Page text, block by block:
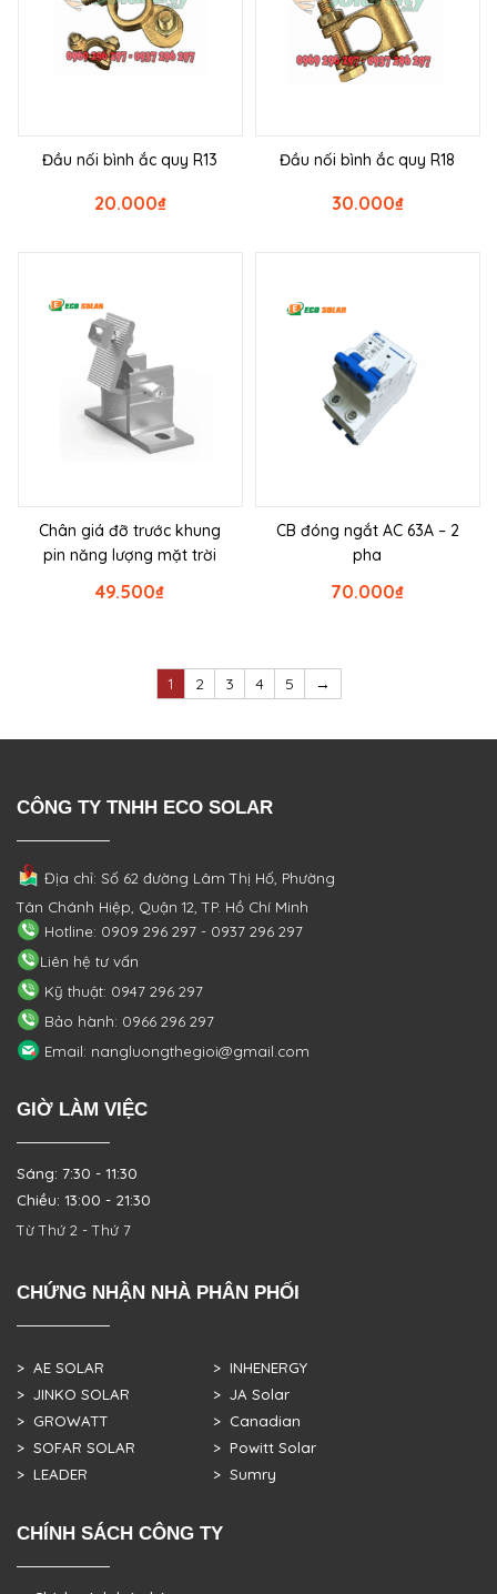
Đầu nối bình ắc quy R13
₫
20.000
Đầu nối bình ắc quy R18
₫
30.000
Chân giá đỡ trước khung
pin năng lượng mặt trời
₫
49.500
CB đóng ngắt AC 63A – 2
pha
₫
70.000
1 2 3 4 5 →
CÔNG TY TNHH ECO SOLAR
Địa chỉ: Số 62 đường Lâm Thị Hố, Phường
Tân Chánh Hiệp, Quận 12, TP. Hồ Chí Minh
Hotline: 0909 296 297 - 0937 296 297
Liên hệ tư vấn
Kỹ thuật: 0947 296 297
Bảo hành: 0966 296 297
Email: nangluongthegioi@gmail.com
GIỜ LÀM VIỆC
Sáng: 7:30 - 11:30
Chiều: 13:00 - 21:30
Từ Thứ 2 - Thứ 7
CHỨNG NHẬN NHÀ PHÂN PHỐI
> AE SOLAR
> JINKO SOLAR
> GROWATT
> SOFAR SOLAR
> LEADER
> INHENERGY
> JA Solar
> Canadian
> Powitt Solar
> Sumry
CHÍNH SÁCH CÔNG TY